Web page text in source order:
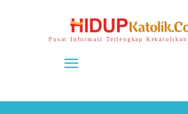
Pusat Informasi Terlengkap Kekatolikan